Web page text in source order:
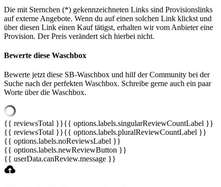
Die mit Sternchen (*) gekennzeichneten Links sind Provisionslinks
auf externe Angebote. Wenn du auf einen solchen Link klickst und
über diesen Link einen Kauf tätigst, erhalten wir vom Anbieter eine
Provision. Der Preis verändert sich hierbei nicht.
Bewerte diese Waschbox
Bewerte jetzt diese SB-Waschbox und hilf der Community bei der
Suche nach der perfekten Waschbox. Schreibe gerne auch ein paar
Worte über die Waschbox.
{{ reviewsTotal }}{{ options.labels.singularReviewCountLabel }}
{{ reviewsTotal }}{{ options.labels.pluralReviewCountLabel }}
{{ options.labels.noReviewsLabel }}
{{ options.labels.newReviewButton }}
{{ userData.canReview.message }}